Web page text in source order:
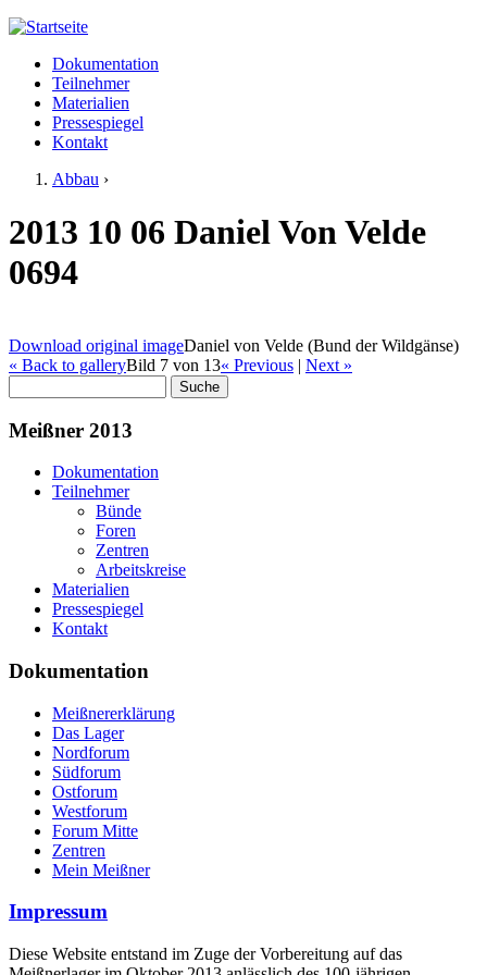
Jump to navigation
Meißner 2013
Hauptmenü
Dokumentation
Teilnehmer
Materialien
Pressespiegel
Kontakt
Abbau ›
2013 10 06 Daniel Von Velde
0694
Download original imageDaniel von Velde (Bund der Wildgänse)
« Back to galleryBild 7 von 13« Previous | Next »
Meißner 2013
Dokumentation
Teilnehmer
Bünde
Foren
Zentren
Arbeitskreise
Materialien
Pressespiegel
Kontakt
Dokumentation
Meißnererklärung
Das Lager
Nordforum
Südforum
Ostforum
Westforum
Forum Mitte
Zentren
Mein Meißner
Impressum
Diese Website entstand im Zuge der Vorbereitung auf das